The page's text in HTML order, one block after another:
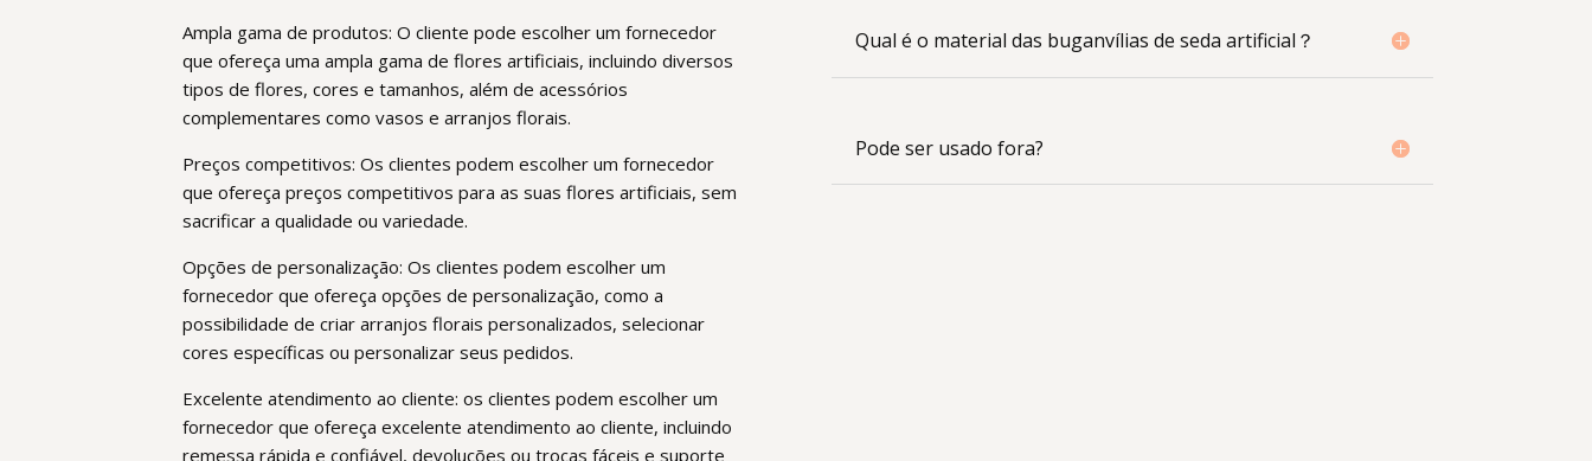
Ampla gama de produtos: O cliente pode escolher um fornecedor
que ofereça uma ampla gama de flores artificiais, incluindo diversos
tipos de flores, cores e tamanhos, além de acessórios
complementares como vasos e arranjos florais.
Preços competitivos: Os clientes podem escolher um fornecedor
que ofereça preços competitivos para as suas flores artificiais, sem
sacrificar a qualidade ou variedade.
Opções de personalização: Os clientes podem escolher um
fornecedor que ofereça opções de personalização, como a
possibilidade de criar arranjos florais personalizados, selecionar
cores específicas ou personalizar seus pedidos.
Excelente atendimento ao cliente: os clientes podem escolher um
fornecedor que ofereça excelente atendimento ao cliente, incluindo
remessa rápida e confiável, devoluções ou trocas fáceis e suporte
Qual é o material das buganvílias de seda artificial？
Pode ser usado fora?